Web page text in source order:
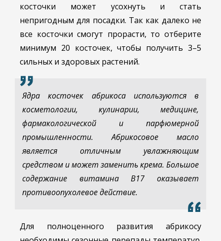
косточки может усохнуть и стать
непригодным для посадки. Так как далеко не
все косточки смогут прорасти, то отберите
минимум 20 косточек, чтобы получить 3–5
сильных и здоровых растений.
Ядра косточек абрикоса используются в
косметологии, кулинарии, медицине,
фармакологической и парфюмерной
промышленности. Абрикосовое масло
является отличным увлажняющим
средством и может заменить крема. Большое
содержание витамина B17 оказывает
противоопухолевое действие.
Для полноценного развития абрикосу